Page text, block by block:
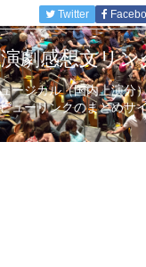
Twitter
演劇感想文リン
ージカル（国内上演分
ューリンクのまとめサ